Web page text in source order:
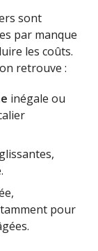
sont
par manque
les coûts.
retrouve :
inégale ou
pour